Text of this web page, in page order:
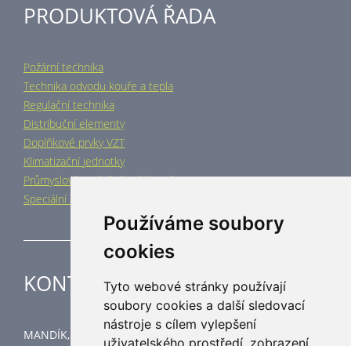
Používáme soubory
cookies
Tyto webové stránky používají
soubory cookies a další sledovací
nástroje s cílem vylepšení
uživatelského prostředí, zobrazení
PRODUKTOVÁ ŘADA
Požární technika
Technika odvodu kouře a tepla
Regulační technika
Distribuční elementy
Doplňkové prvky VZT
Klimatizační jednotky
Průmyslové vytápění a chlazení
Speciální aplikace
KONTAKT
MANDÍK, a.s.